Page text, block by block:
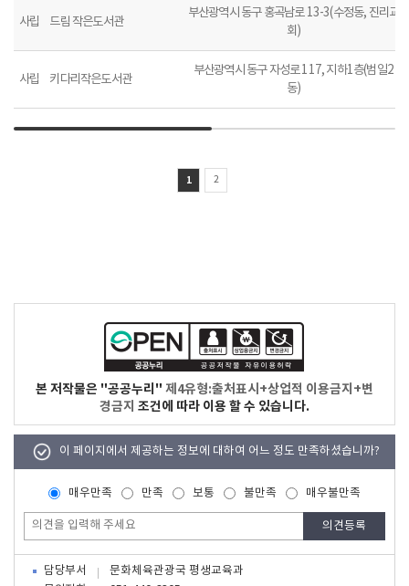
사립 드림 작은도서관
부산광역시 동구 홍곡남로 13-3(수정동, 진리교
회)
사립 키다리작은도서관
부산광역시 동구 자성로 117, 지하1층(범일2
동)
1 2
본 저작물은 "공공누리" 제4유형:출처표시+상업적 이용금지+변
경금지 조건에 따라 이용 할 수 있습니다.
이 페이지에서 제공하는 정보에 대하여 어느 정도 만족하셨습니까?
매우만족 만족 보통 불만족 매우불만족
담당부서
문화체육관광국 평생교육과